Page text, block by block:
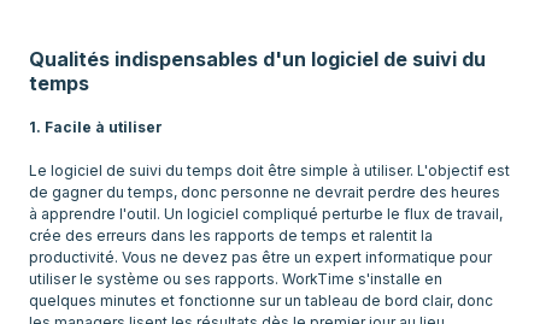
Qualités indispensables d'un logiciel de suivi du
temps
1. Facile à utiliser
Le logiciel de suivi du temps doit être simple à utiliser. L'objectif est
de gagner du temps, donc personne ne devrait perdre des heures
à apprendre l'outil. Un logiciel compliqué perturbe le flux de travail,
crée des erreurs dans les rapports de temps et ralentit la
productivité. Vous ne devez pas être un expert informatique pour
utiliser le système ou ses rapports. WorkTime s'installe en
quelques minutes et fonctionne sur un tableau de bord clair, donc